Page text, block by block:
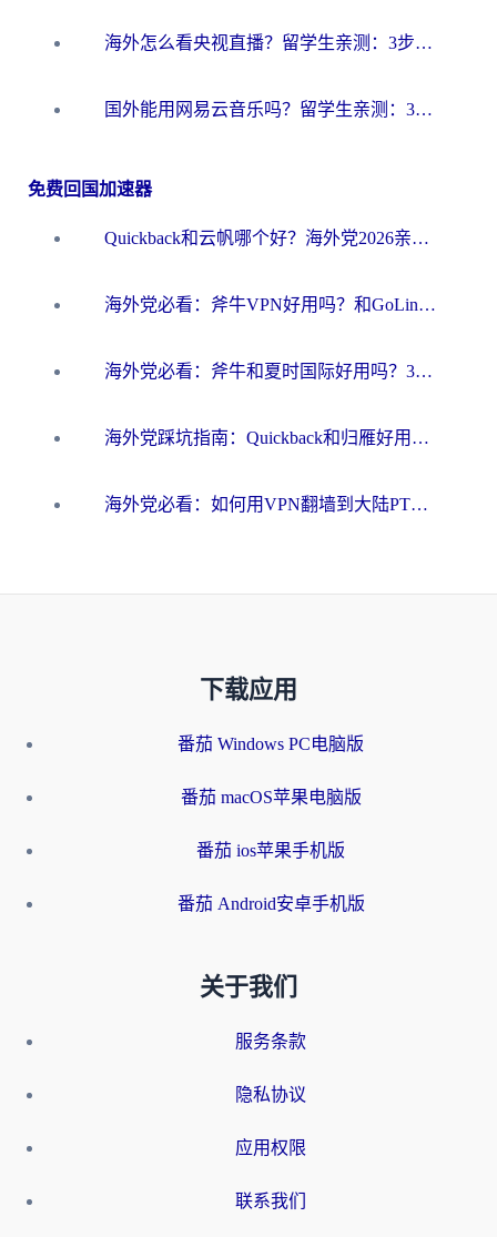
海外怎么看央视直播？留学生亲测：3步解决版权限制+追剧自由
国外能用网易云音乐吗？留学生亲测：3步解决海外听歌难题
免费回国加速器
Quickback和云帆哪个好？海外党2026亲测指南：选对加速器大陆工具，无缝刷国内剧玩国服
海外党必看：斧牛VPN好用吗？和GoLinkVPN对比哪个回国效果更好？
海外党必看：斧牛和夏时国际好用吗？3步选对回国加速器，无缝刷国内资源
海外党踩坑指南：Quickback和归雁好用吗？选对加速器才能无缝刷国内资源
海外党必看：如何用VPN翻墙到大陆PTT？一篇解决你所有回国加速痛点
下载应用
番茄 Windows PC电脑版
番茄 macOS苹果电脑版
番茄 ios苹果手机版
番茄 Android安卓手机版
关于我们
服务条款
隐私协议
应用权限
联系我们